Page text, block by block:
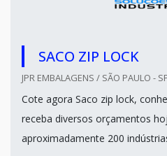
SACO ZIP LOCK
JPR EMBALAGENS / SÃO PAULO -
Cote agora Saco zip lock,
receba diversos orçamentos
aproximadamente 200